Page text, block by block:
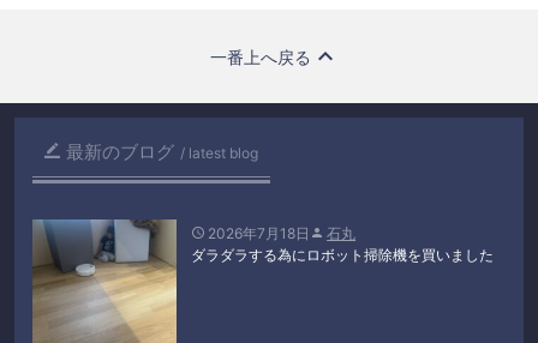
一番上へ戻る
 最新のブログ latest blog
 2026年7月18日  石丸
ダラダラする為にロボット掃除機を買いました